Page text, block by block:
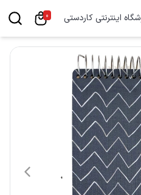
اینترنتی کاردستی 0